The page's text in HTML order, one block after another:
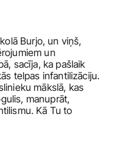
Burjo, un viņš,
un
sacīja, ka pašlaik
telpas infantilizāciju.
mākslā, kas
manuprāt,
Kā Tu to